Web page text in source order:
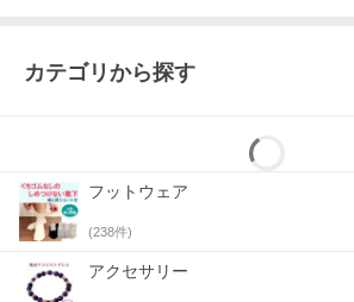
カテゴリから探す
フットウェア
(238件)
アクセサリー